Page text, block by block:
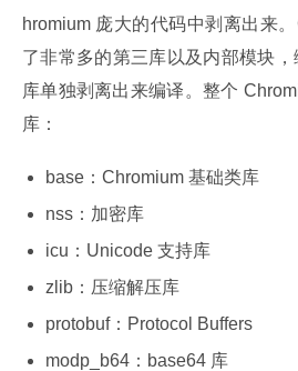
hromium 庞大的代码中剥离出来
了非常多的第三库以及内部模块
库单独剥离出来编译。整个
库：
base：Chromium 基础类库
nss：加密库
icu：Unicode 支持库
zlib：压缩解压库
protobuf：Protocol Buffers
modp_b64：base64 库